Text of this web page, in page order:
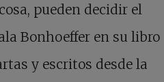
pueden decidir el
Bonhoeffer en su libro
y escritos desde la